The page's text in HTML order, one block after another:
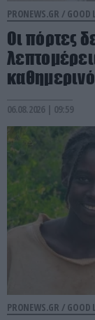
PRONEWS.GR / GOOD
Οι πόρτες
06.08.2026 | 09:59
PRONEWS.GR / GOOD